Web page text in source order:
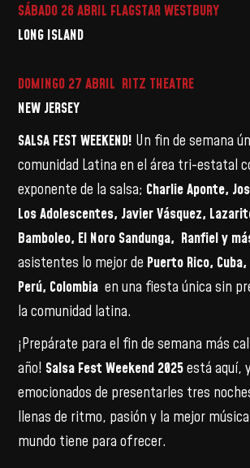
SÁBADO 26 ABRIL FLAGSTAR WESTBURY
LONG ISLAND
DOMINGO 27 ABRIL RITZ THEATRE
NEW JERSEY
SALSA FEST WEEKEND! Un fin de semana
comunidad Latina en el área tri-estatal
exponente de la salsa; Charlie Aponte,
Los Adolescentes, Javier Vásquez,
Bamboleo, El Noro Sandunga, Ranfiel y
asistentes lo mejor de Puerto Rico,
Perú, Colombia en una fiesta única sin
la comunidad latina.
¡Prepárate para el fin de semana más
año! Salsa Fest Weekend 2025está aquí,
emocionados de presentarles tres
llenas de ritmo, pasión y la mejor
mundo tiene para ofrecer.